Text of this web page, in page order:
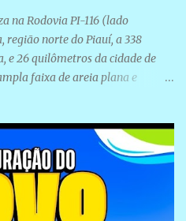
na Rodovia PI-116 (lado
região norte do Piauí, a 338
e 26 quilômetros da cidade de
faixa de areia plana e
que não chegam a 2 metros
em seu espaço geográfico. Não
esse nome, e muitas das suas
do tempo. A praia é
em geral veranistas